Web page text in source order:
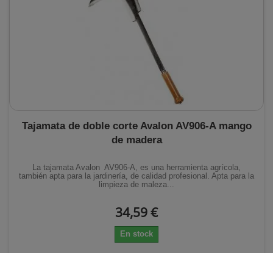
Tajamata de doble corte Avalon AV906-A mango
de madera
La tajamata Avalon AV906-A, es una herramienta agrícola,
también apta para la jardinería, de calidad profesional. Apta para la
limpieza de maleza...
34,59 €
En stock